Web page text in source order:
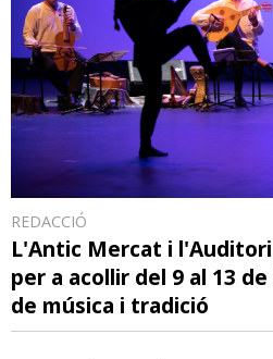
REDACCIÓ
L'Antic Mercat i
per a acollir del 9 al 13
de música i tradició